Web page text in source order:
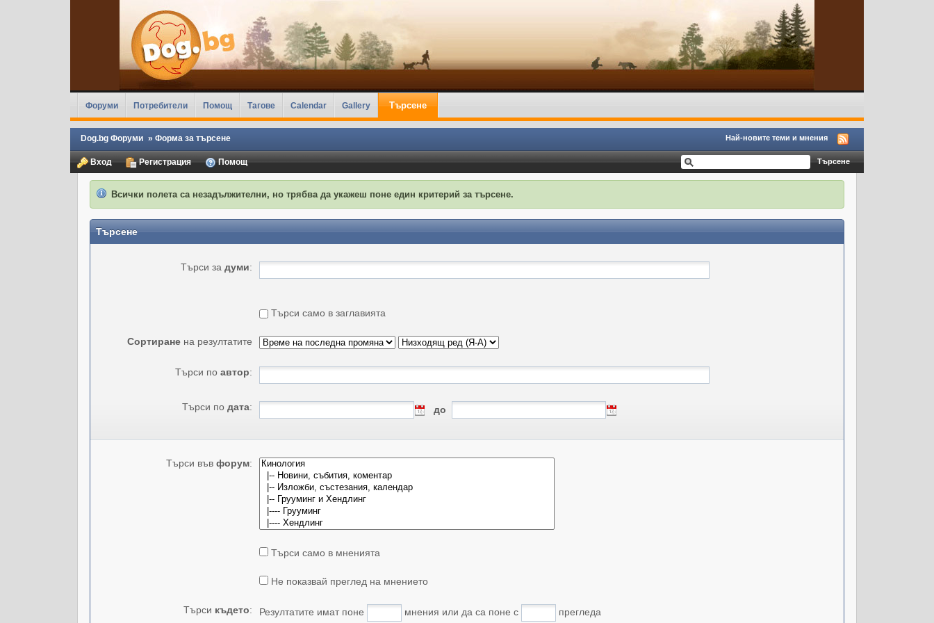
Форуми Потребители Помощ Тагове Calendar Gallery Търсене
Dog.bg Форуми » Форма за търсене Най-новите теми и мнения
Вход Регистрация Помощ
Всички полета са незадължителни, но трябва да укажеш поне един критерий за търсене.
Търсене
Търси за думи:
Търси само в заглавията
Сортиранена резултатите
Търси по автор:
Търси по дата: до
Търси във форум:
Търси само в мненията
Не показвай преглед на мнението
Търси където: Резултатите имат поне мнения или да са поне с прегледа